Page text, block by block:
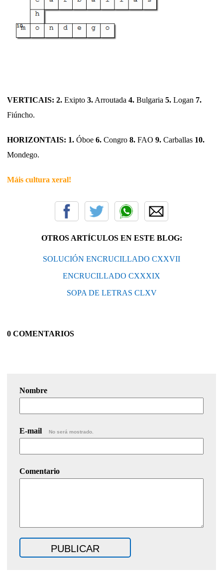
VERTICAIS: 2. Exipto 3. Arroutada 4. Bulgaria 5. Logan 7.
Fiúncho.
HORIZONTAIS: 1. Óboe 6. Congro 8. FAO 9. Carballas 10.
Mondego.
Máis cultura xeral!
OTROS ARTÍCULOS EN ESTE BLOG:
SOLUCIÓN ENCRUCILLADO CXXVII
ENCRUCILLADO CXXXIX
SOPA DE LETRAS CLXV
0 COMENTARIOS
Nombre
E-mail No será mostrado.
Comentario